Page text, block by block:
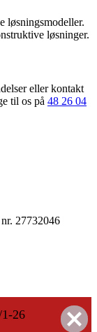
løsningsmodeller.
løsninger.
eller kontakt
til os på 48 26 04
27732046
26